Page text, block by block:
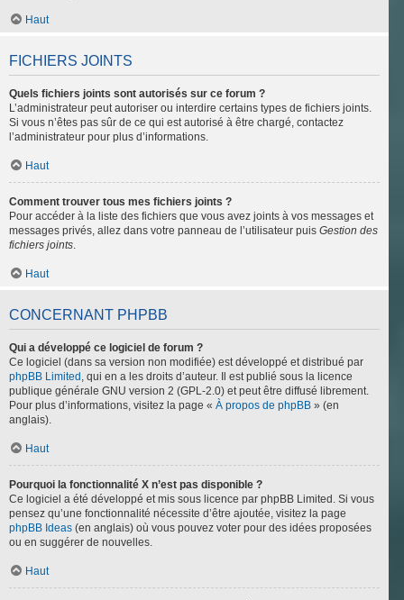
Haut
FICHIERS JOINTS
Quels fichiers joints sont autorisés sur ce forum ?
L’administrateur peut autoriser ou interdire certains types de fichiers joints.
Si vous n’êtes pas sûr de ce qui est autorisé à être chargé, contactez
l’administrateur pour plus d’informations.
Haut
Comment trouver tous mes fichiers joints ?
Pour accéder à la liste des fichiers que vous avez joints à vos messages et
messages privés, allez dans votre panneau de l’utilisateur puis Gestion des
fichiers joints.
Haut
CONCERNANT PHPBB
Qui a développé ce logiciel de forum ?
Ce logiciel (dans sa version non modifiée) est développé et distribué par
phpBB Limited , qui en a les droits d’auteur. Il est publié sous la licence
publique générale GNU version 2 (GPL-2.0) et peut être diffusé librement.
Pour plus d’informations, visitez la page « À propos de phpBB » (en
anglais).
Haut
Pourquoi la fonctionnalité X n’est pas disponible ?
Ce logiciel a été développé et mis sous licence par phpBB Limited. Si vous
pensez qu’une fonctionnalité nécessite d’être ajoutée, visitez la page
phpBB Ideas (en anglais) où vous pouvez voter pour des idées proposées
ou en suggérer de nouvelles.
Haut